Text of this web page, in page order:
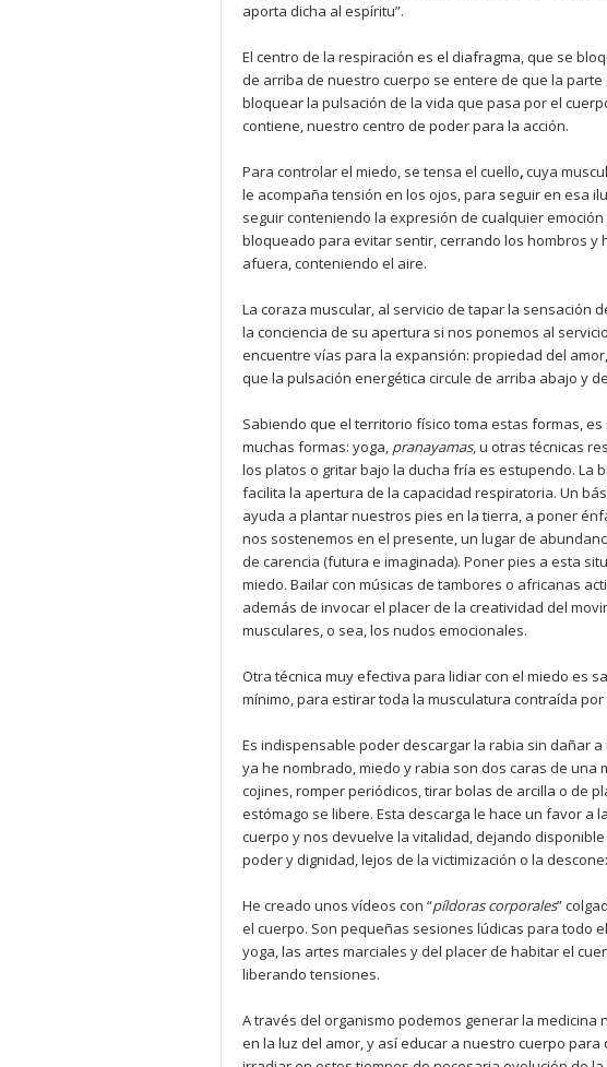
aporta dicha al espíritu”.
El centro de la respiración es el diafragma, que se
de arriba de nuestro cuerpo se entere de que la
bloquear la pulsación de la vida que pasa por el
contiene, nuestro centro de poder para la acción.
Para controlar el miedo, se tensa el cuello,cuya
le acompaña tensión en los ojos, para seguir en esa
seguir conteniendo la expresión de cualquier
bloqueado para evitar sentir, cerrando los hombros
afuera, conteniendo el aire.
La coraza muscular, al servicio de tapar la sensación
la conciencia de su apertura si nos ponemos al
encuentre vías para la expansión: propiedad del
que la pulsación energética circule de arriba abajo y
Sabiendo que el territorio físico toma estas formas,
muchas formas: yoga, pranayamas, u otras técnicas
los platos o gritar bajo la ducha fría es estupendo. La
facilita la apertura de la capacidad respiratoria. Un
ayuda a plantar nuestros pies en la tierra, a poner
nos sostenemos en el presente, un lugar de
de carencia (futura e imaginada). Poner pies a esta
miedo. Bailar con músicas de tambores o africanas
además de invocar el placer de la creatividad del
musculares, o sea, los nudos emocionales.
Otra técnica muy efectiva para lidiar con el miedo es
mínimo, para estirar toda la musculatura contraída
Es indispensable poder descargar la rabia sin dañar
ya he nombrado, miedo y rabia son dos caras de una
cojines, romper periódicos, tirar bolas de arcilla o de
estómago se libere. Esta descarga le hace un favor
cuerpo y nos devuelve la vitalidad, dejando
poder y dignidad, lejos de la victimización o la
He creado unos vídeos con “píldoras corporales”
el cuerpo. Son pequeñas sesiones lúdicas para todo
yoga, las artes marciales y del placer de habitar el
liberando tensiones.
A través del organismo podemos generar la
en la luz del amor, y así educar a nuestro cuerpo